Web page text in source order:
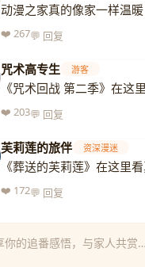
动漫之家真的像家一样温
❤️ 267💬 回复
咒术高专生 游客
《咒术回战 第二季》在这
❤️ 203💬 回复
芙莉莲的旅伴 资深漫迷
《葬送的芙莉莲》在这里
❤️ 172💬 回复